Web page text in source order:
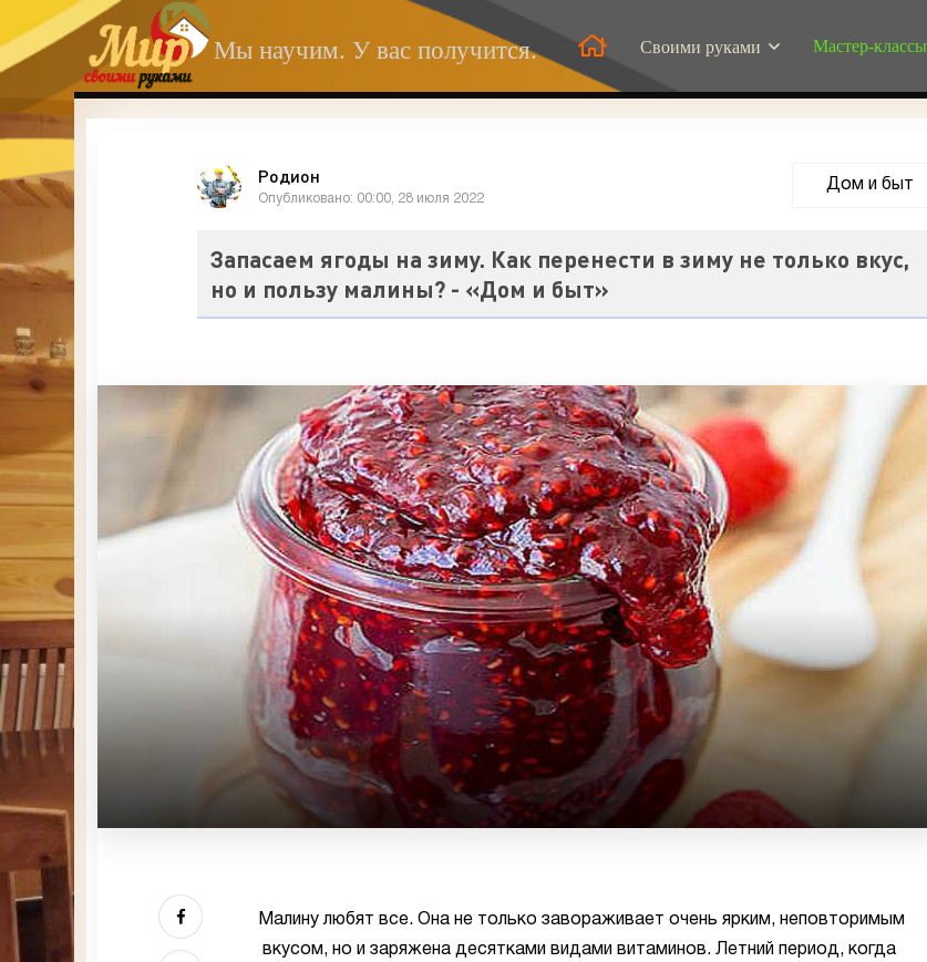
Мы научим. У вас получится. Своими руками Мастер-классы
Родион
Опубликовано: 00:00, 28 июля 2022
Дом и быт
Запасаем ягоды на зиму. Как перенести в зиму не только вкус,
но и пользу малины? - «Дом и быт»
Малину любят все. Она не только завораживает очень ярким, неповторимым
вкусом, но и заряжена десятками видами витаминов. Летний период, когда